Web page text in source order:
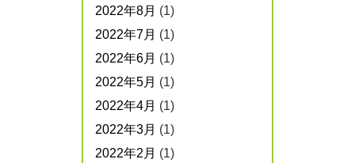
2022年8月 (1)
2022年7月 (1)
2022年6月 (1)
2022年5月 (1)
2022年4月 (1)
2022年3月 (1)
2022年2月 (1)